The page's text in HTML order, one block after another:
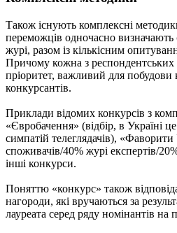
Також існують комплексні
переможців одночасно визначають
журі, разом із кількісним
Причому кожна з
пріоритет, важливий для
конкурсантів.
Приклади відомих конкурсів з
«Євробачення» (відбір, в Україні
симпатій телеглядачів),
споживачів/40% журі експертів/
інші конкурси.
Поняттю «конкурс» також
нагороди, які вручаються за
лауреата серед ряду номінантів на